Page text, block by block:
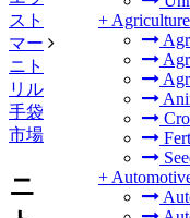
+ Agriculture
+
スト
マー
ニト
リル
手袋
市場
ニ